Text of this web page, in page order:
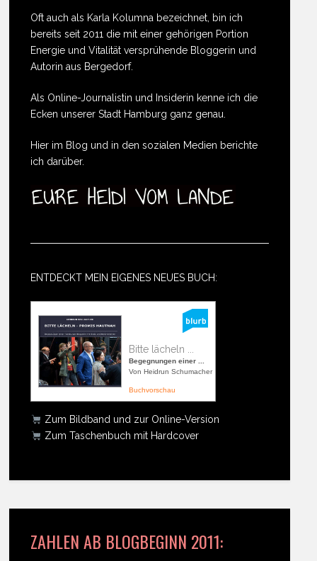
Oft auch als Karla Kolumna bezeichnet, bin ich
bereits seit 2011 die mit einer gehörigen Portion
Energie und Vitalität versprühende Bloggerin und
Autorin aus Bergedorf.
Als Online-Journalistin und Insiderin kenne ich die
Ecken unserer Stadt Hamburg ganz genau.
Hier im Blog und in den sozialen Medien berichte
ich darüber.
ENTDECKT MEIN EIGENES NEUES BUCH:
Bitte lächeln ...
Begegnungen einer ...
Von Heidrun Schumacher
Buchvorschau
Zum Bildband und zur Online-Version
Zum Taschenbuch mit Hardcover
ZAHLEN AB BLOGBEGINN 2011: